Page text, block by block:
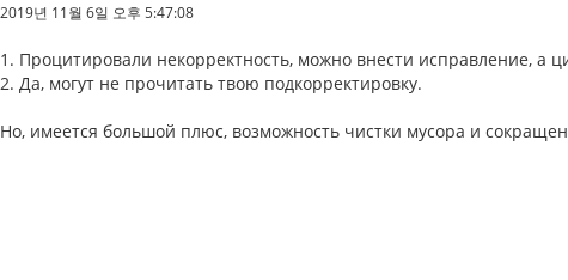
2019년 11월 6일 오후 5:47:08
1. Процитировали некорректность, можно внести исправление, а
2. Да, могут не прочитать твою подкорректировку.
Но, имеется большой плюс, возможность чистки мусора и